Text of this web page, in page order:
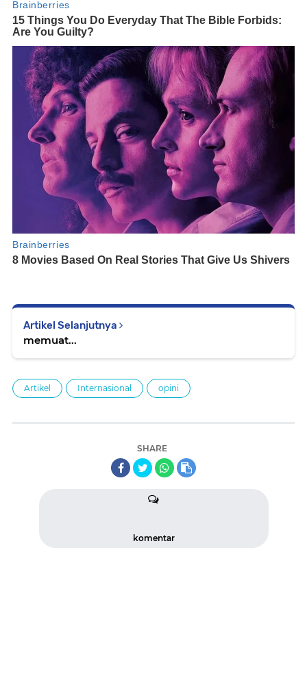
Artikel Selanjutnya
memuat...
Artikel Internasional opini
SHARE
komentar